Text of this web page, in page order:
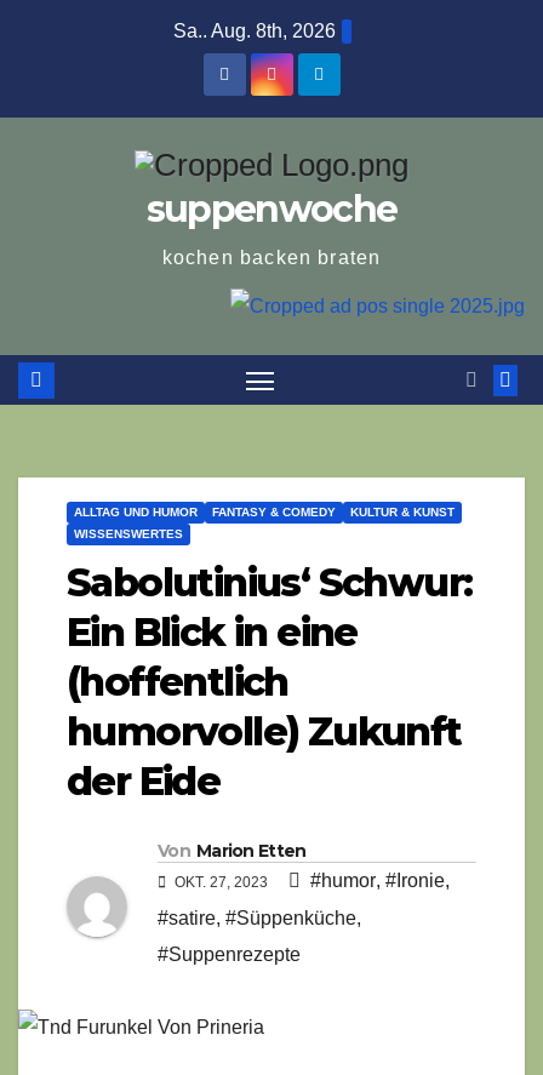
Sa.. Aug. 8th, 2026
suppenwoche
kochen backen braten
ALLTAG UND HUMOR FANTASY & COMEDY
KULTUR & KUNST
WISSENSWERTES
Sabolutinius‘ Schwur:
Ein Blick in eine
(hoffentlich
humorvolle) Zukunft
der Eide
Von Marion Etten
OKT. 27, 2023 #humor, #Ironie,
#satire, #Süppenküche,
#Suppenrezepte